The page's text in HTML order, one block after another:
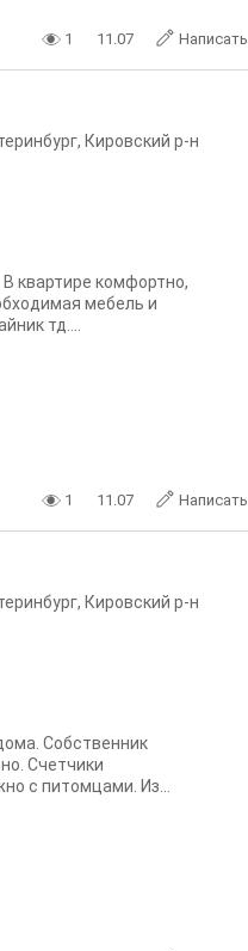
1 11.07 Написать
, Кировский р-н
квартире комфортно,
мебель и
тд....
1 11.07 Написать
, Кировский р-н
Собственник
Счетчики
с питомцами. Из...